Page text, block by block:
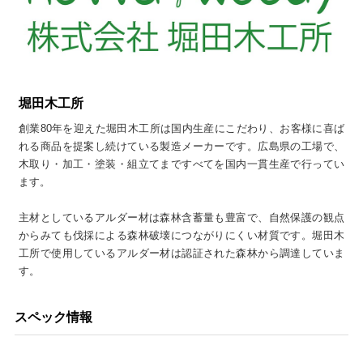
堀田木工所
創業80年を迎えた堀田木工所は国内生産にこだわり、お客様に喜ば
れる商品を提案し続けている製造メーカーです。広島県の工場で、
木取り・加工・塗装・組立てまですべてを国内一貫生産で行ってい
ます。
主材としているアルダー材は森林含蓄量も豊富で、自然保護の観点
からみても伐採による森林破壊につながりにくい材質です。堀田木
工所で使用しているアルダー材は認証された森林から調達していま
す。
スペック情報